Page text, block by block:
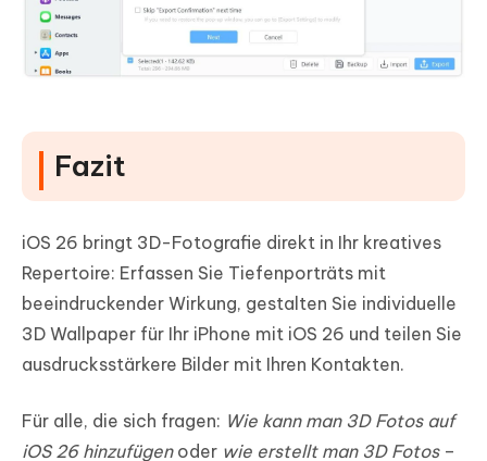
Fazit
iOS 26 bringt 3D-Fotografie direkt in Ihr kreatives
Repertoire: Erfassen Sie Tiefenporträts mit
beeindruckender Wirkung, gestalten Sie individuelle
3D Wallpaper für Ihr iPhone mit iOS 26 und teilen Sie
ausdrucksstärkere Bilder mit Ihren Kontakten.
Für alle, die sich fragen: Wie kann man 3D Fotos auf
iOS 26 hinzufügenoder wie erstellt man 3D Fotos–